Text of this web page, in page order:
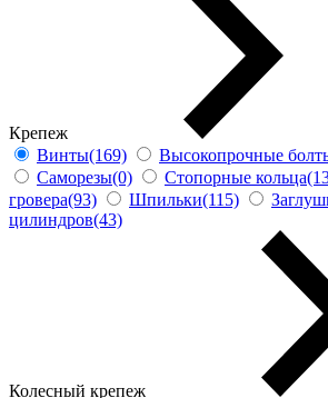
Крепеж
Винты(169)
Высокопрочные
Саморезы(0)
Стопорные
гровера(93)
Шпильки(115)
цилиндров(43)
Колесный крепеж